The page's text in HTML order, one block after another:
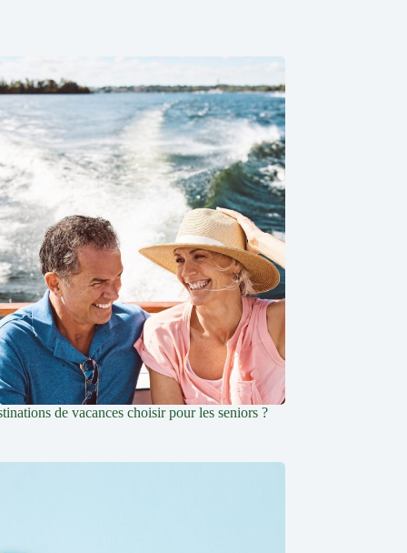
de vacances choisir pour les seniors ?